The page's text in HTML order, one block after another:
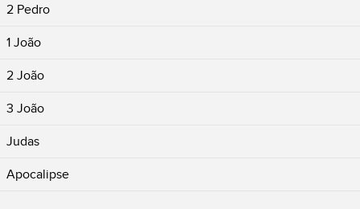
2 Pedro
1 João
2 João
3 João
Judas
Apocalipse